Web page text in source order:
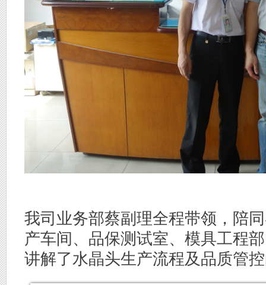
我司业务部蔡副理全程带领，陪
产车间、品保测试室、模具工程
讲解了水晶头生产流程及品质管